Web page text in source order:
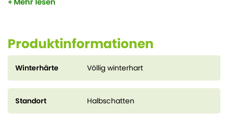
doorlatende, vruchtbare grond. Perfect voor wie van eigen
Produktinformationen
Winterhärte Völlig winterhart
Standort Halbschatten